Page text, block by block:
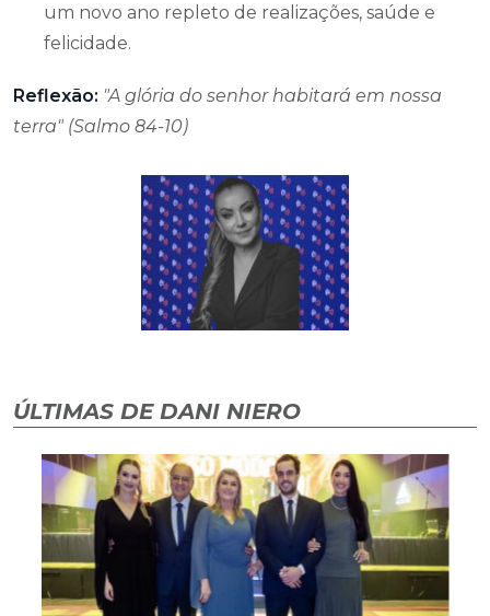
um novo ano repleto de realizações, saúde e
felicidade.
Reflexão: "A glória do senhor habitará em nossa
terra" (Salmo 84-10)
ÚLTIMAS DE DANI NIERO